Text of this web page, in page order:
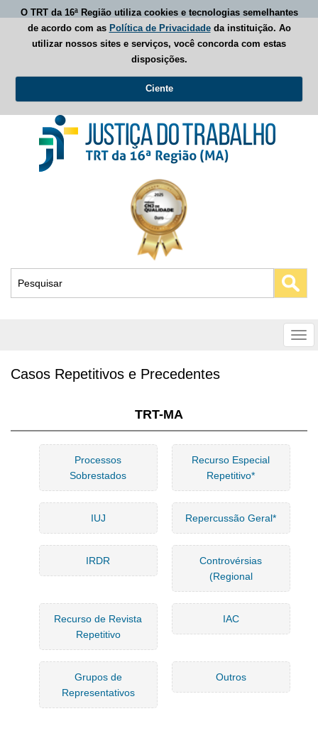
O TRT da 16ª Região utiliza cookies e tecnologias semelhantes
de acordo com as Política de Privacidadeda instituição. Ao
utilizar nossos sites e serviços, você concorda com estas
disposições.
Ciente
Casos Repetitivos e Precedentes
TRT-MA
Processos
Sobrestados
Recurso Especial
Repetitivo*
IUJ Repercussão Geral*
IRDR
Controvérsias
(Regional
Recurso de Revista
Repetitivo
IAC
Grupos de
Representativos
Outros